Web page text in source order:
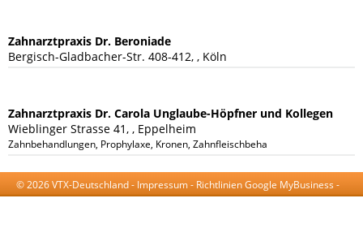
Zahnarztpraxis Dr. Beroniade
Bergisch-Gladbacher-Str. 408-412, , Köln
Zahnarztpraxis Dr. Carola Unglaube-Höpfner und Kollegen
Wieblinger Strasse 41, , Eppelheim
Zahnbehandlungen, Prophylaxe, Kronen, Zahnfleischbehandlungen,
© 2026 VTX-Deutschland - Impressum- Richtlinien Google MyBusiness -
AGB-Datenschutzerklärung